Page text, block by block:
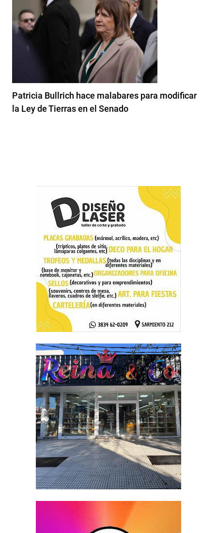
Patricia Bullrich hace malabares para modificar
la Ley de Tierras en el Senado